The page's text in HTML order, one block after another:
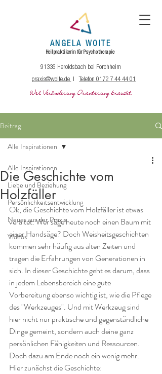
ANGELA WOITE
Heilpraktikerin für Psychotherapie
91336 Heroldsbach bei Forchheim
Weil Veränderung Orientierung braucht.
praxis@woite.de | Telefon 0172 7 44 44 01
Beitrag
Alle Inspirationen
Liebe und Beziehung
Persönlichkeitsentwicklung
Neues aus der Praxis
Videos
Alle Inspirationen
Die Geschichte vom
Holzfäller
Ok, die Geschichte vom Holzfäller ist etwas
veraltet. Wer säge heute noch einen Baum mit
einer Handsäge? Doch Weisheitsgeschichten
kommen sehr häufig aus alten Zeiten und
tragen die Erfahrungen von Generationen in
sich. In dieser Geschichte geht es darum, dass
in jedem Lebensbereich eine gute
Vorbereitung ebenso wichtig ist, wie die Pflege
des "Werkzeuges". Und mit Werkzeug sind
hier nicht nur praktische und gegenständliche
Dinge gemeint, sondern auch deine ganz
persönlichen Fähigkeiten und Ressourcen.
Doch dazu am Ende noch ein wenig mehr.
Hier zunächst die Geschichte: